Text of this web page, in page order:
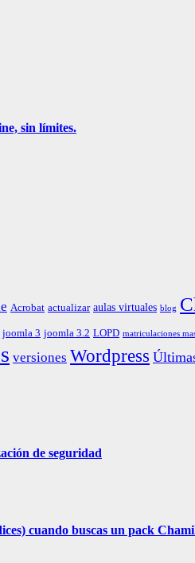
sin límites.
Acrobat actualizar aulas virtuales blog
joomla 3 joomla 3.2 LOPD matriculaciones
versiones Wordpress
de seguridad
cuando buscas un pack